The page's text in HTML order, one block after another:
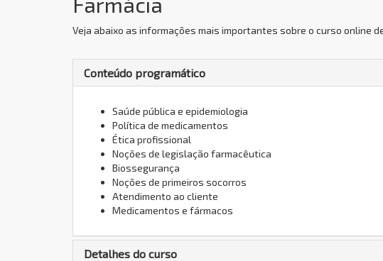
Veja abaixo as informações mais importantes sobre o curso online
Conteúdo programático
Saúde pública e epidemiologia
Política de medicamentos
Ética profissional
Noções de legislação farmacêutica
Biossegurança
Noções de primeiros socorros
Atendimento ao cliente
Medicamentos e fármacos
Detalhes do curso